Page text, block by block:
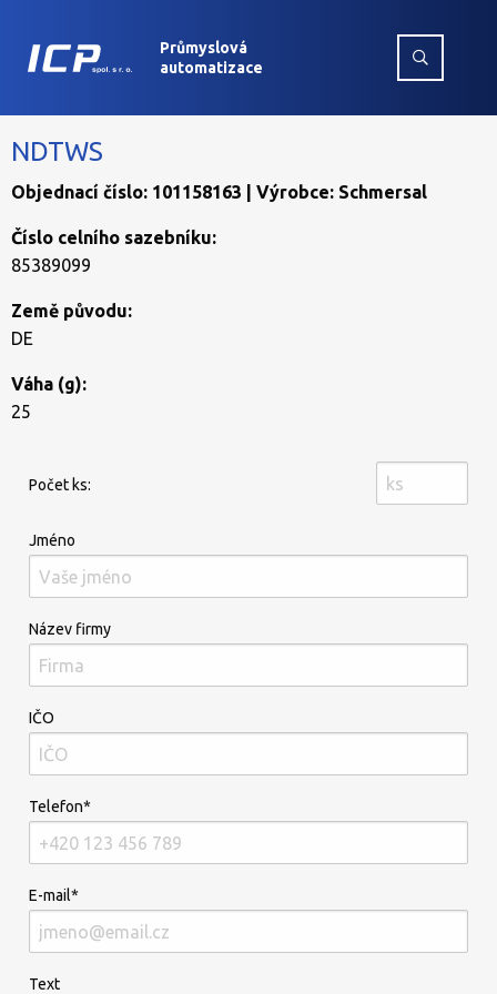
Průmyslová
automatizace
NDTWS
Objednací číslo: 101158163 | Výrobce: Schmersal
Číslo celního sazebníku:
85389099
Země původu:
DE
Váha (g):
25
Počet ks:
Jméno
Název firmy
IČO
Telefon*
E-mail*
Text